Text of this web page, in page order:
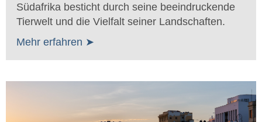
Südafrika besticht durch seine beeindruckende
Tierwelt und die Vielfalt seiner Landschaften.
Mehr erfahren ➤